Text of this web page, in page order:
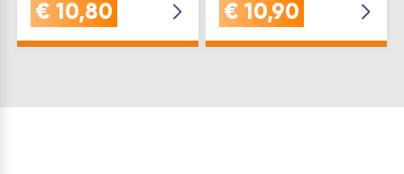
Stahl verzinkt, gelb
€ 10,80
s(mm): 3 l(mm): 40
€ 10,90